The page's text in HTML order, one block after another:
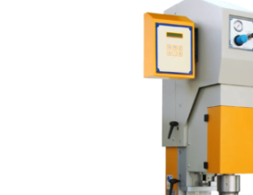
DETALLES